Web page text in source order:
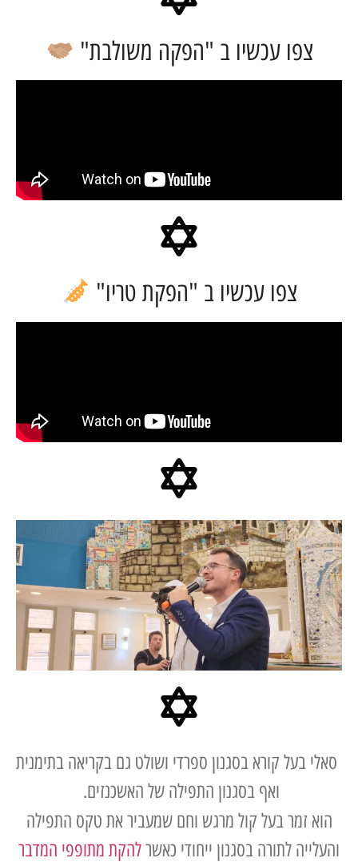
צפו עכשיו ב "הפקה משולבת"
צפו עכשיו ב "הפקת טריו"
בעל קורא בסגנון ספרדי ושולט גם בקריאה בתימנית
ואף בסגנון התפילה של האשכנזים.
זמר בעל קול מרגש וחם שמעביר את טקס התפילה
לתורה בסגנון ייחודי כאשרלהקת מתופפי המדבר